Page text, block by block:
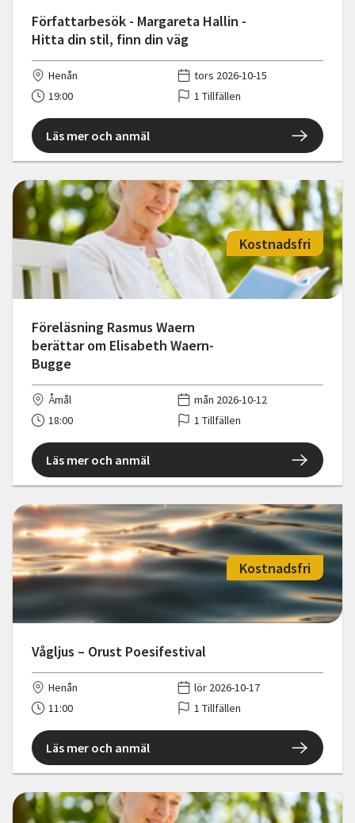
Författarbesök - Margareta Hallin -
Hitta din stil, finn din väg
Henån
tors 2026-10-15
19:00
1 Tillfällen
Läs mer och anmäl
Föreläsning Rasmus Waern
berättar om Elisabeth Waern-
Bugge
Kostnadsfri
Åmål
mån 2026-10-12
18:00
1 Tillfällen
Läs mer och anmäl
Vågljus – Orust Poesifestival
Kostnadsfri
Henån
lör 2026-10-17
11:00
1 Tillfällen
Läs mer och anmäl